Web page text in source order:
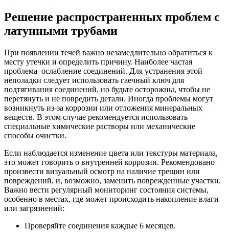
Решение распространенных проблем с
латунными трубами
При появлении течей важно незамедлительно обратиться к
месту утечки и определить причину. Наиболее частая
проблема–ослабление соединений. Для устранения этой
неполадки следует использовать гаечный ключ для
подтягивания соединений, но будьте осторожны, чтобы не
перетянуть и не повредить детали. Иногда проблемы могут
возникнуть из-за коррозии или отложения минеральных
веществ. В этом случае рекомендуется использовать
специальные химические растворы или механические
способы очистки.
Если наблюдается изменение цвета или текстуры материала,
это может говорить о внутренней коррозии. Рекомендовано
произвести визуальный осмотр на наличие трещин или
повреждений, и, возможно, заменить поврежденные участки.
Важно вести регулярный мониторинг состояния системы,
особенно в местах, где может происходить накопление влаги
или загрязнений:
Проверяйте соединения каждые 6 месяцев.